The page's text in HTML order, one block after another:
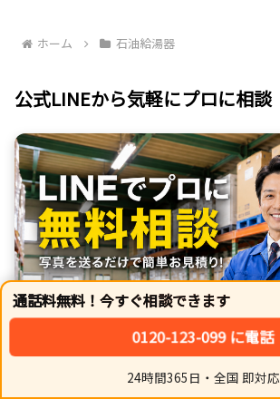
通話料無料！今すぐ相談できます
0120-123-099 に電話
24時間365日・全国 即対応
ホーム 石油給湯器
公式LINEから気軽にプロに相談
シェア トップ